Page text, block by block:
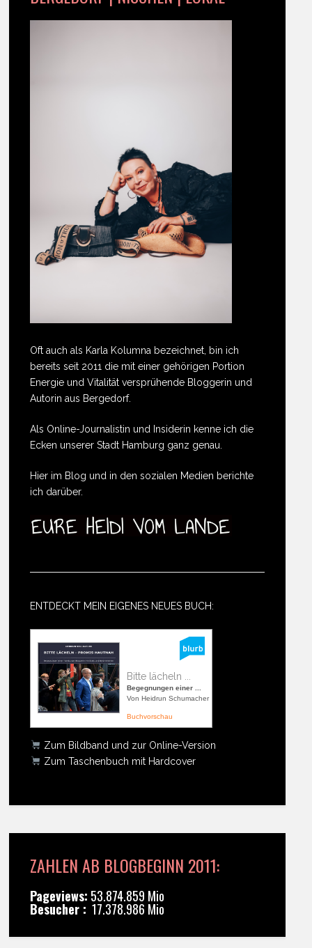
Oft auch als Karla Kolumna bezeichnet, bin ich
bereits seit 2011 die mit einer gehörigen Portion
Energie und Vitalität versprühende Bloggerin und
Autorin aus Bergedorf.
Als Online-Journalistin und Insiderin kenne ich die
Ecken unserer Stadt Hamburg ganz genau.
Hier im Blog und in den sozialen Medien berichte
ich darüber.
ENTDECKT MEIN EIGENES NEUES BUCH:
Bitte lächeln ...
Begegnungen einer ...
Von Heidrun Schumacher
Buchvorschau
Zum Bildband und zur Online-Version
Zum Taschenbuch mit Hardcover
ZAHLEN AB BLOGBEGINN 2011:
Pageviews: 53.874.859 Mio
Besucher : 17.378.986 Mio